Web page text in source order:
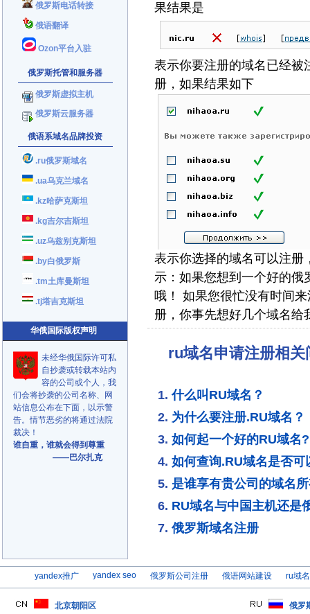
俄罗斯电话转接
俄语翻译
Ozon平台入驻
俄罗斯托管和服务器
俄罗斯虚拟主机
俄罗斯云服务器
俄语系域名品牌投资
.ru俄罗斯域名
.ua乌克兰域名
.kz哈萨克斯坦
.kg吉尔吉斯坦
.uz乌兹别克斯坦
.by白俄罗斯
.tm土库曼斯坦
.tj塔吉克斯坦
华俄国际版权声明
未经华俄国际许可私
自抄袭或转载本站内
容的公司或个人，我
们会将抄袭的公司名称、网
站信息公布在下面，以示警
告。情节恶劣的将通过法院
裁决！
谁自重，谁就会得到尊重
——巴尔扎克
果结果是
表示你要注册的域名已经被
册，如果结果如下
表示你选择的域名可以注册
示：如果您想到一个好的俄
哦！ 如果您很忙没有时间
册，你事先想好几个域名给
ru域名申请注册相关
什么叫RU域名？
为什么要注册.RU域名？
如何起一个好的RU域名?
如何查询.RU域名是否可
是谁享有贵公司的域名
RU域名与中国主机还是
俄罗斯域名注册
yandex推广 yandex seo 俄罗斯公司注册 俄语网站建设 ru域
北京朝阳区
俄罗